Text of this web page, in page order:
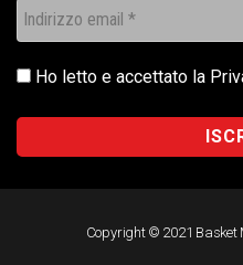
Ho letto e accettato la
Copyright © 2021 Basket